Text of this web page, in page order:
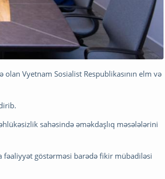
Vyetnam Sosialist Respublikasının elm və
sahəsində əməkdaşlıq məsələlərini
fəaliyyət göstərməsi barədə fikir mübadiləsi